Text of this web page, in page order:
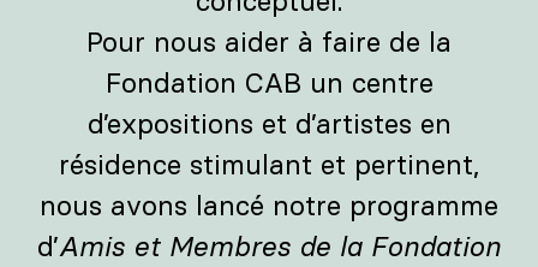
Pour nous aider à faire de la
Fondation CAB un centre
d’expositions et d’artistes en
résidence stimulant et pertinent,
nous avons lancé notre programme
d’Amis et Membres de la Fondation